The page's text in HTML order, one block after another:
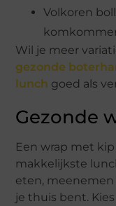
Volkoren
Wil je meer
gezonde
lunch goed als
Gezonde
Een wrap met
makkelijkste
eten, meenemen
je thuis bent.